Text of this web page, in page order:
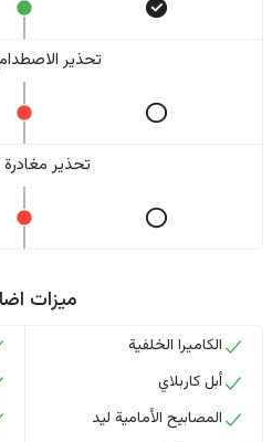
تحذير
تحذير مغادرة
ميزات
الكاميرا الخلفية
أبل كاربلاي
المصابيح الأمامية ليد